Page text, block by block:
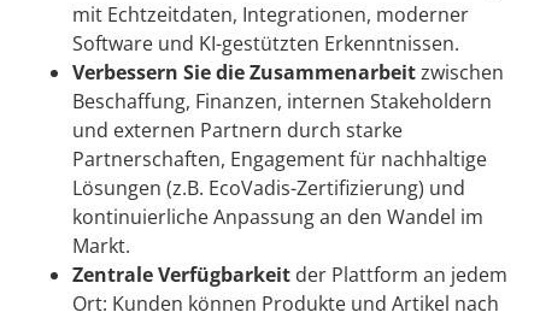
mit Echtzeitdaten, Integrationen, moderner
Software und KI-gestützten Erkenntnissen.
Verbessern Sie die Zusammenarbeitzwischen
Beschaffung, Finanzen, internen Stakeholdern
und externen Partnern durch starke
Partnerschaften, Engagement für nachhaltige
Lösungen (z.B. EcoVadis-Zertifizierung) und
kontinuierliche Anpassung an den Wandel im
Markt.
Zentrale Verfügbarkeit der Plattform an jedem
Ort: Kunden können Produkte und Artikel nach